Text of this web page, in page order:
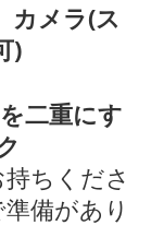
カメラ(ス
)
二重にす
ちくださ
備があり